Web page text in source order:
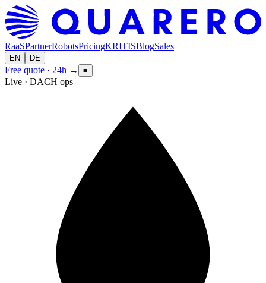
RaaSPartnerRobotsPricingKRITISBlogSales
EN DE
Free quote · 24h → ≡
Live · DACH ops